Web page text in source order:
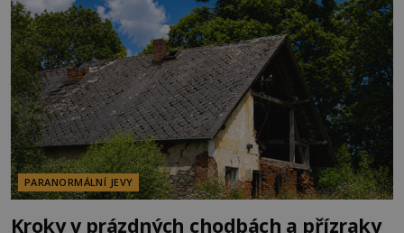
kolem 17 000 000 zábavychtivých lidí ročně. A ač je
velká snaha to utajit, někteří z
PARANORMÁLNÍ JEVY
Kroky v prázdných chodbách a přízraky